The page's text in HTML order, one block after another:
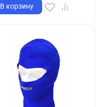
В корзину